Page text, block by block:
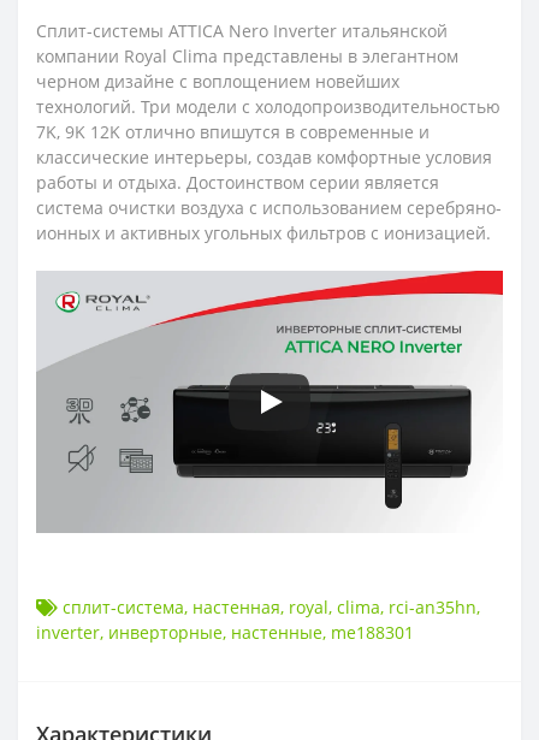
Сплит-системы ATTICA Nero Inverter итальянской
компании Royal Clima представлены в элегантном
черном дизайне с воплощением новейших
технологий. Три модели с холодопроизводительностью
7K, 9K 12K отлично впишутся в современные и
классические интерьеры, создав комфортные условия
работы и отдыха. Достоинством серии является
система очистки воздуха с использованием серебряно-
ионных и активных угольных фильтров с ионизацией.
сплит-система, настенная, royal, clima, rci-an35hn,
inverter, инверторные, настенные, me188301